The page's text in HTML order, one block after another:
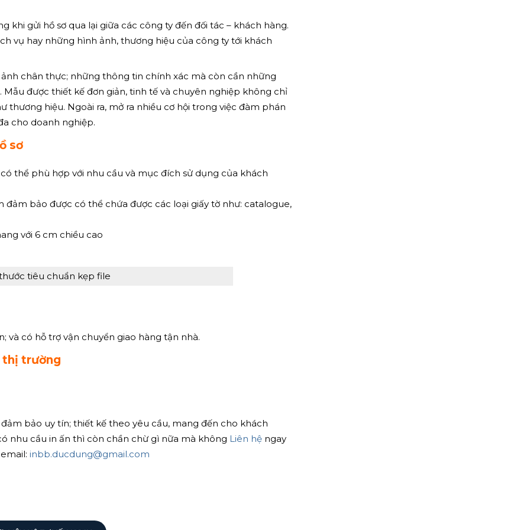
khi gửi hồ sơ qua lại giữa các công ty đến đối tác – khách hàng.
vụ hay những hình ảnh, thương hiệu của công ty tới khách
chân thực; những thông tin chính xác mà còn cần những
được thiết kế đơn giản, tinh tế và chuyên nghiệp không chỉ
hiệu. Ngoài ra, mở ra nhiều cơ hội trong việc đàm phán
cho doanh nghiệp.
sơ
thể phù hợp với nhu cầu và mục đích sử dụng của khách
đảm bảo được có thể chứa được các loại giấy tờ như: catalogue,
với 6 cm chiều cao
tiêu chuẩn kẹp file
và có hỗ trợ vận chuyển giao hàng tận nhà.
thị trường
bảo uy tín; thiết kế theo yêu cầu, mang đến cho khách
nhu cầu in ấn thì còn chần chừ gì nữa mà không Liên hệ ngay
inbb.ducdung@gmail.com